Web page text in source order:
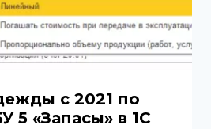
с 2021 по
5 «Запасы» в 1С